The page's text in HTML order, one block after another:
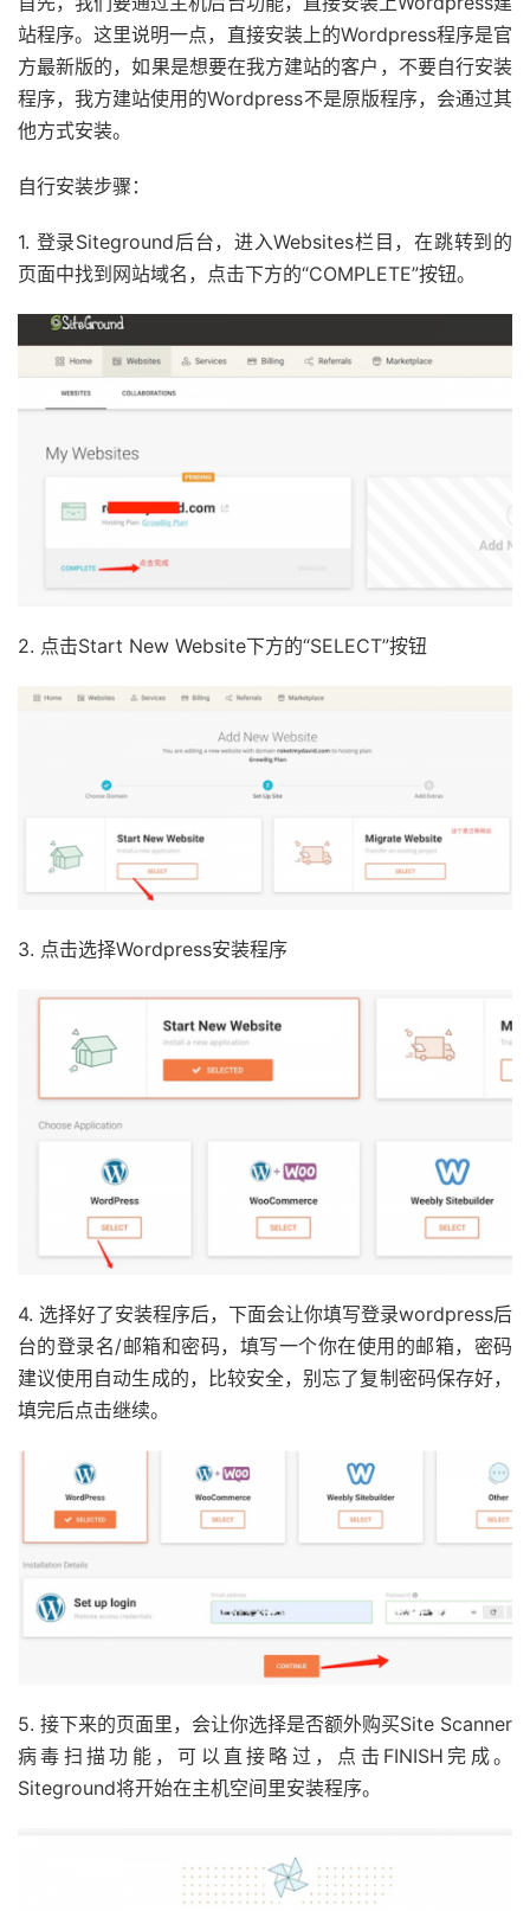
站程序。这里说明一点，直接安装上的Wordpress程序是官
方最新版的，如果是想要在我方建站的客户，不要自行安装
程序，我方建站使用的Wordpress不是原版程序，会通过其
他方式安装。
自行安装步骤：
1. 登录Siteground后台，进入Websites栏目，在跳转到的
页面中找到网站域名，点击下方的“COMPLETE”按钮。
2. 点击Start New Website下方的“SELECT”按钮
3. 点击选择Wordpress安装程序
4. 选择好了安装程序后，下面会让你填写登录wordpress后
台的登录名/邮箱和密码，填写一个你在使用的邮箱，密码
建议使用自动生成的，比较安全，别忘了复制密码保存好，
填完后点击继续。
5. 接下来的页面里，会让你选择是否额外购买Site Scanner
病毒扫描功能，可以直接略过，点击FINISH完成。
Siteground将开始在主机空间里安装程序。